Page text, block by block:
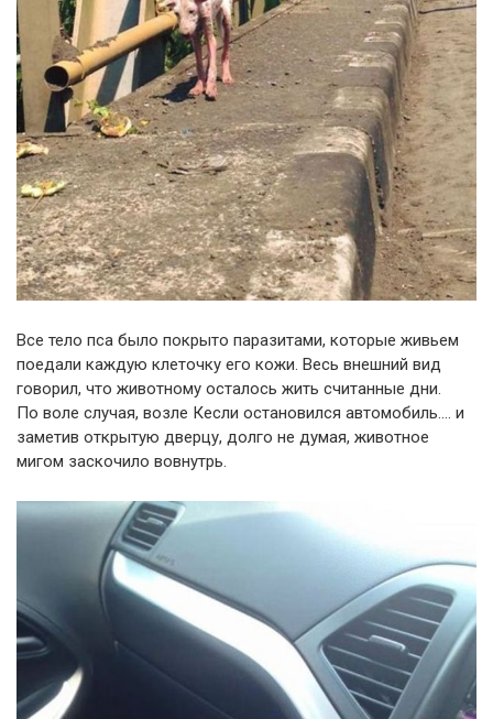
Все тело пса было покрыто паразитами, которые живьем
поедали каждую клеточку его кожи. Весь внешний вид
говорил, что животному осталось жить считанные дни.
По воле случая, возле Кесли остановился автомобиль…. и
заметив открытую дверцу, долго не думая, животное
мигом заскочило вовнутрь.